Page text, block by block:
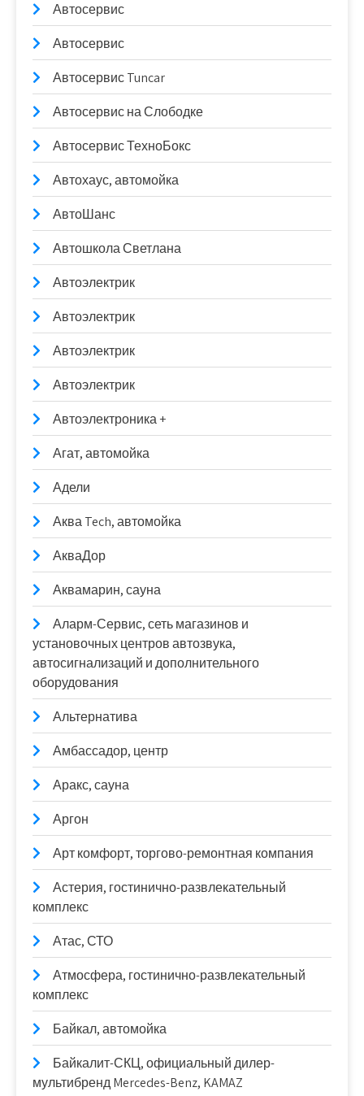
Автосервис
Автосервис
Автосервис Tuncar
Автосервис на Слободке
Автосервис ТехноБокс
Автохаус, автомойка
АвтоШанс
Автошкола Светлана
Автоэлектрик
Автоэлектрик
Автоэлектрик
Автоэлектрик
Автоэлектроника +
Агат, автомойка
Адели
Аква Tech, автомойка
АкваДор
Аквамарин, сауна
Аларм-Сервис, сеть магазинов и
установочных центров автозвука,
автосигнализаций и дополнительного
оборудования
Альтернатива
Амбассадор, центр
Аракс, сауна
Аргон
Арт комфорт, торгово-ремонтная компания
Астерия, гостинично-развлекательный
комплекс
Атас, СТО
Атмосфера, гостинично-развлекательный
комплекс
Байкал, автомойка
Байкалит-СКЦ, официальный дилер-
мультибренд Mercedes-Benz, KAMAZ